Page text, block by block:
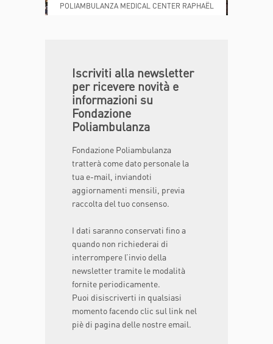
DONA ORA MAGAZINE
POLIAMBULANZA MEDICAL CENTER RAPHAËL
Iscriviti alla newsletter
per ricevere novità e
informazioni su
Fondazione
Poliambulanza
Fondazione Poliambulanza
tratterà come dato personale la
tua e-mail, inviandoti
aggiornamenti mensili, previa
raccolta del tuo consenso.
I dati saranno conservati fino a
quando non richiederai di
interrompere l’invio della
newsletter tramite le modalità
fornite periodicamente.
Puoi disiscriverti in qualsiasi
momento facendo clic sul link nel
piè di pagina delle nostre email.